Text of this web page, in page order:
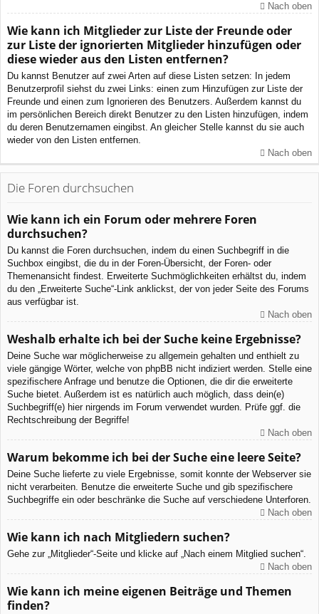
Nach oben
Wie kann ich Mitglieder zur Liste der Freunde oder
zur Liste der ignorierten Mitglieder hinzufügen oder
diese wieder aus den Listen entfernen?
Du kannst Benutzer auf zwei Arten auf diese Listen setzen: In jedem
Benutzerprofil siehst du zwei Links: einen zum Hinzufügen zur Liste der
Freunde und einen zum Ignorieren des Benutzers. Außerdem kannst du
im persönlichen Bereich direkt Benutzer zu den Listen hinzufügen, indem
du deren Benutzernamen eingibst. An gleicher Stelle kannst du sie auch
wieder von den Listen entfernen.
Nach oben
Die Foren durchsuchen
Wie kann ich ein Forum oder mehrere Foren
durchsuchen?
Du kannst die Foren durchsuchen, indem du einen Suchbegriff in die
Suchbox eingibst, die du in der Foren-Übersicht, der Foren- oder
Themenansicht findest. Erweiterte Suchmöglichkeiten erhältst du, indem
du den „Erweiterte Suche“-Link anklickst, der von jeder Seite des Forums
aus verfügbar ist.
Nach oben
Weshalb erhalte ich bei der Suche keine Ergebnisse?
Deine Suche war möglicherweise zu allgemein gehalten und enthielt zu
viele gängige Wörter, welche von phpBB nicht indiziert werden. Stelle eine
spezifischere Anfrage und benutze die Optionen, die dir die erweiterte
Suche bietet. Außerdem ist es natürlich auch möglich, dass dein(e)
Suchbegriff(e) hier nirgends im Forum verwendet wurden. Prüfe ggf. die
Rechtschreibung der Begriffe!
Nach oben
Warum bekomme ich bei der Suche eine leere Seite?
Deine Suche lieferte zu viele Ergebnisse, somit konnte der Webserver sie
nicht verarbeiten. Benutze die erweiterte Suche und gib spezifischere
Suchbegriffe ein oder beschränke die Suche auf verschiedene Unterforen.
Nach oben
Wie kann ich nach Mitgliedern suchen?
Gehe zur „Mitglieder“-Seite und klicke auf „Nach einem Mitglied suchen“.
Nach oben
Wie kann ich meine eigenen Beiträge und Themen
finden?